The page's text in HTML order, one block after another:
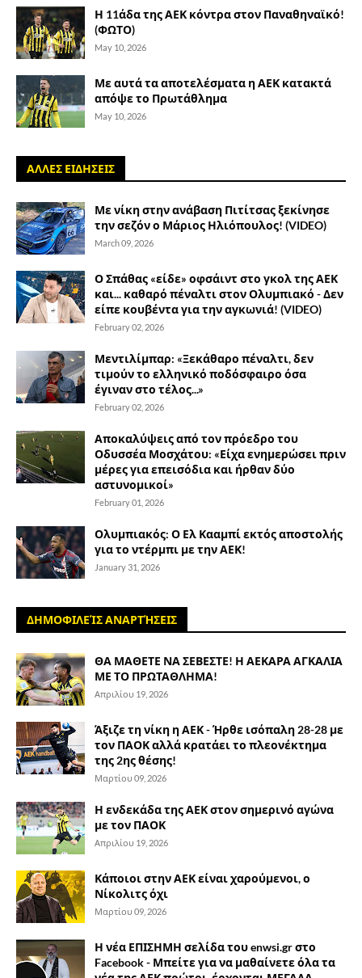
Η 11άδα της ΑΕΚ κόντρα στον Παναθηναϊκό!
(ΦΩΤΟ)
May 10, 2026
Με αυτά τα αποτελέσματα η ΑΕΚ κατακτά
απόψε το Πρωτάθλημα
May 10, 2026
ΑΛΛΕΣ ΕΙΔΗΣΕΙΣ
Με νίκη στην ανάβαση Πιτίτσας ξεκίνησε
την σεζόν ο Μάριος Ηλιόπουλος! (VIDEO)
March 09, 2026
Ο Σπάθας «είδε» οφσάιντ στο γκολ της ΑΕΚ
και... καθαρό πέναλτι στον Ολυμπιακό - Δεν
είπε κουβέντα για την αγκωνιά! (VIDEO)
February 02, 2026
Μεντιλίμπαρ: «Ξεκάθαρο πέναλτι, δεν
τιμούν το ελληνικό ποδόσφαιρο όσα
έγιναν στο τέλος...»
February 02, 2026
Αποκαλύψεις από τον πρόεδρο του
Οδυσσέα Μοσχάτου: «Είχα ενημερώσει πριν
μέρες για επεισόδια και ήρθαν δύο
αστυνομικοί»
February 01, 2026
Ολυμπιακός: Ο Ελ Κααμπί εκτός αποστολής
για το ντέρμπι με την ΑΕΚ!
January 31, 2026
ΔΗΜΟΦΙΛΕΊΣ ΑΝΑΡΤΉΣΕΙΣ
ΘΑ ΜΑΘΕΤΕ ΝΑ ΣΕΒΕΣΤΕ! Η ΑΕΚΑΡΑ ΑΓΚΑΛΙΑ
ΜΕ ΤΟ ΠΡΩΤΑΘΛΗΜΑ!
Απριλίου 19, 2026
Άξιζε τη νίκη η ΑΕΚ - Ήρθε ισόπαλη 28-28 με
τον ΠΑΟΚ αλλά κρατάει το πλεονέκτημα
της 2ης θέσης!
Μαρτίου 09, 2026
Η ενδεκάδα της ΑΕΚ στον σημερινό αγώνα
με τον ΠΑΟΚ
Απριλίου 19, 2026
Κάποιοι στην ΑΕΚ είναι χαρούμενοι, ο
Νίκολιτς όχι
Μαρτίου 09, 2026
Η νέα ΕΠΙΣΗΜΗ σελίδα του enwsi.gr στο
Facebook - Μπείτε για να μαθαίνετε όλα τα